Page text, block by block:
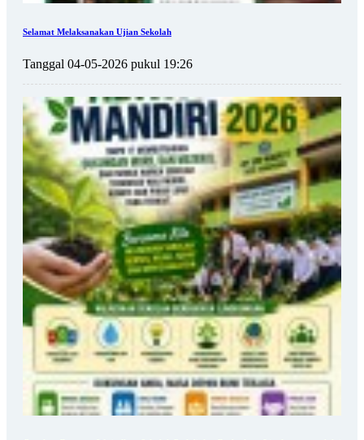
Selamat Melaksanakan Ujian Sekolah
Tanggal 04-05-2026 pukul 19:26